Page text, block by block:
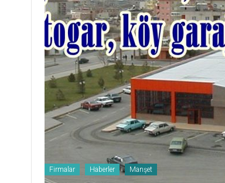
Firmalar Haberler Manşet